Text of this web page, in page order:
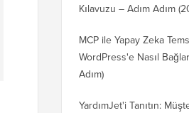
Kılavuzu – Adım Adım
MCP ile Yapay Zeka
WordPress'e Nasıl
Adım)
YardımJet'i Tanıtın: